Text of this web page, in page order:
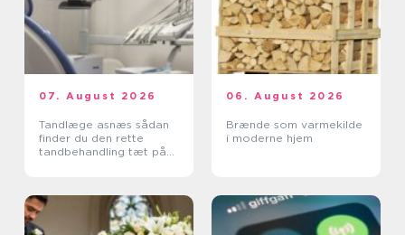
07. August 2026
Tandlæge asnæs sådan
finder du den rette
tandbehandling tæt på
06. August 2026
Brænde som varmekilde
i moderne hjem